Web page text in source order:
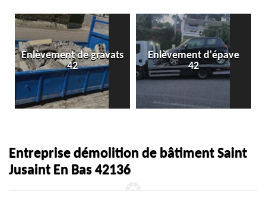
Enlèvement de gravats
42
Enlèvement d'épave
42
Entreprise démolition de bâtiment Saint
Jusaint En Bas 42136